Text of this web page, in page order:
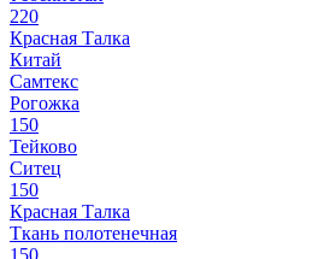
220
Красная Талка
Китай
Самтекс
Рогожка
150
Тейково
Ситец
150
Красная Талка
Ткань полотенечная
150